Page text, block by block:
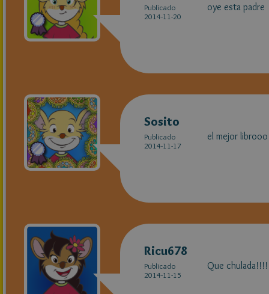
Publicado
2014-11-20
oye esta padre
Sosito
Publicado
2014-11-17
el mejor librooo
Ricu678
Publicado
2014-11-15
Que